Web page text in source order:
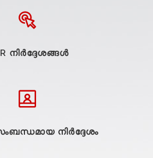
നിർദ്ദേശങ്ങൾ
നിർദ്ദേശം